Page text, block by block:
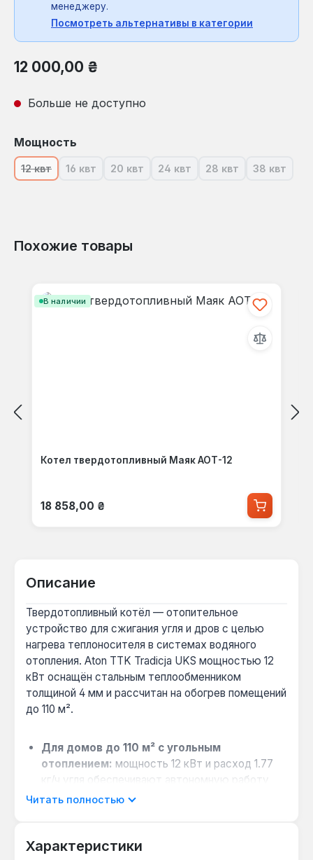
менеджеру.
Посмотреть альтернативы в категории
Обычная цена:
12 000,00 ₴
Больше не доступно
Выберите
Мощность
12 квт(В настоящее время эта опция недоступна.)
16 квт(В настоящее время эта опция недоступна.)
20 квт(В настоящее время эта опция
24 квт(В настоящее время эта
28 квт(В настоящее
38 квт
(В
Похожие товары
В наличии
Котел твердотопливный Маяк АОТ-12
Обычная цена:
18 858,00 ₴
Описание
Твердотопливный котёл — отопительное
устройство для сжигания угля и дров с целью
нагрева теплоносителя в системах водяного
отопления. Aton TTK Tradicja UKS мощностью 12
кВт оснащён стальным теплообменником
толщиной 4 мм и рассчитан на обогрев помещений
до 110 м².
Для домов до 110 м² с угольным
отоплением: мощность 12 кВт и расход 1.77
кг/ч угля обеспечивают автономную работу
без частого обслуживания.
работает на антраците, каменном угле и
Читать полностью
Характеристики